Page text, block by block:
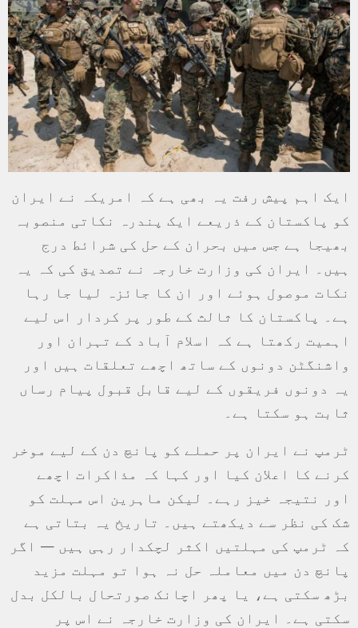
ایک اہم پیش رفت یہ بھی ہے کہ امریکہ نے ایران
کو پاکستان کے ذریعے ایک پندرہ نکاتی منصوبہ
بھیجا ہے جس میں بحران کے حل کی شرائط درج
ہیں۔ ایران کی وزارت خارجہ نے تصدیق کی کہ یہ
نکات موصول ہوئے اور ان کا جائزہ لیا جا رہا
ہے۔ پاکستان کا ثالث کے طور پر کردار اس لیے
اہمیت رکھتا ہے کہ اسلام آباد کے تہران اور
واشنگٹن دونوں کے ساتھ اچھے تعلقات ہیں اور
یہ دونوں فریقوں کے لیے قابل قبول پیام رساں
ثابت ہو سکتا ہے۔
ٹرمپ نے ایران پر حملے کو پانچ دن کے لیے موخر
کرنے کا اعلان کیا اور کہا کہ مذاکرات اچھے
اور نتیجہ خیز رہے۔ لیکن ماہرین اس مہلت کو
شک کی نظر سے دیکھتے ہیں۔ تاریخ یہ بتاتی ہے
کہ ٹرمپ کی مہلتیں اکثر لچکدار رہی ہیں — اگر
پانچ دن میں معاملہ حل نہ ہوا تو مہلت مزید
بڑھ سکتی ہے، یا پھر اچانک صورتحال بالکل بدل
سکتی ہے۔ ایران کی وزارت خارجہ نے اس پر